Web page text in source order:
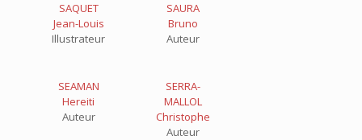
SAQUET
Jean-Louis
Illustrateur
SAURA
Bruno
Auteur
SEAMAN
Hereiti
Auteur
SERRA-
MALLOL
Christophe
Auteur